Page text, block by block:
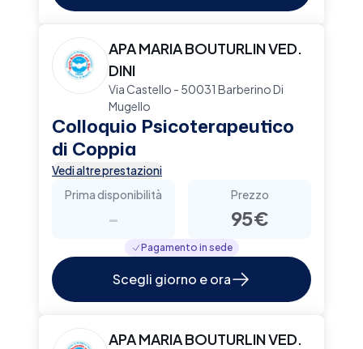
APA MARIA BOUTURLIN VED.
DINI
Via Castello - 50031 Barberino Di
Mugello
Colloquio Psicoterapeutico
di Coppia
Vedi altre prestazioni
Prima disponibilità
-
Prezzo
95€
Pagamento in sede
Scegli giorno e ora
APA MARIA BOUTURLIN VED.